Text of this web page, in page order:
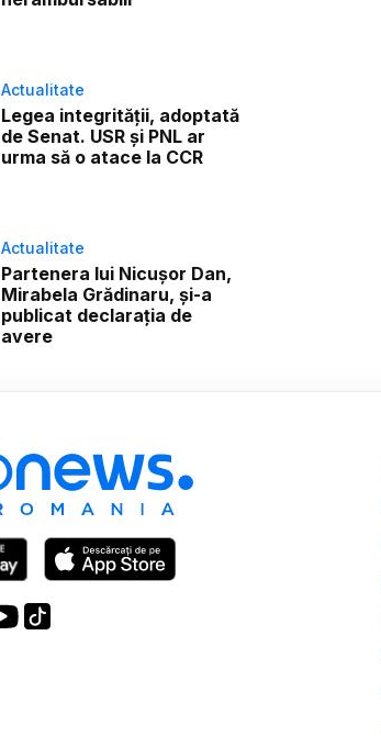
Actualitate
Legea integrității, adoptată
de Senat. USR și PNL ar
urma să o atace la CCR
Actualitate
Partenera lui Nicușor Dan,
Mirabela Grădinaru, și-a
publicat declarația de
avere